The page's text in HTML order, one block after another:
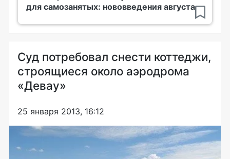
для самозанятых: нововведения августа
Суд потребовал снести коттеджи,
строящиеся около аэродрома
«Девау»
25 января 2013, 16:12